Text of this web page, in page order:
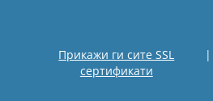
Прикажи ги сите SSL
сертификати
|